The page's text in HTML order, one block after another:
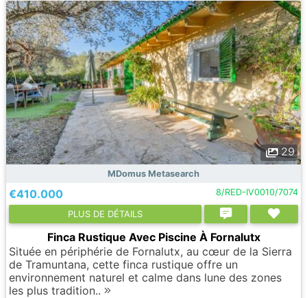
29
MDomus Metasearch
€410.000 8/RED-IV0010/7074
PLUS DE DÉTAILS
Finca Rustique Avec Piscine À Fornalutx
Située en périphérie de Fornalutx, au cœur de la Sierra
de Tramuntana, cette finca rustique offre un
environnement naturel et calme dans lune des zones
les plus tradition..